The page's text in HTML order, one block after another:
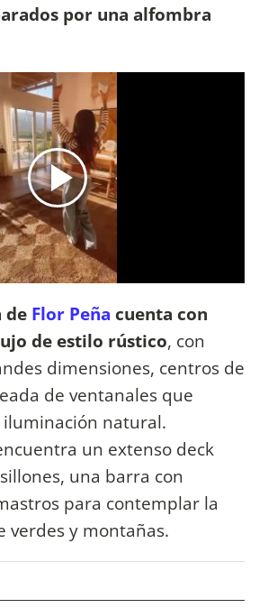
por una alfombra
de Flor Peña cuenta con
de estilo rústico, con
dimensiones, centros de
de ventanales que
natural.
un extenso deck
una barra con
para contemplar la
verdes y montañas.